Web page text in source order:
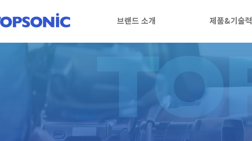
브랜드 소개 제품&기술력